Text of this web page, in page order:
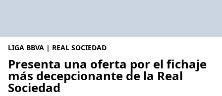
LIGA BBVA | REAL SOCIEDAD
Presenta una oferta por el fichaje
más decepcionante de la Real
Sociedad